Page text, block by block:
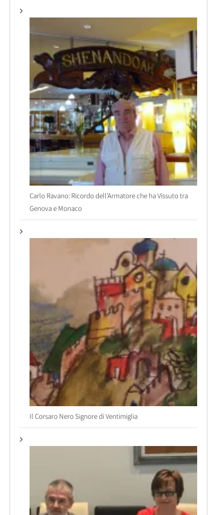
Carlo Ravano: Ricordo dell’Armatore che ha Vissuto tra
Genova e Monaco
Il Corsaro Nero Signore di Ventimiglia